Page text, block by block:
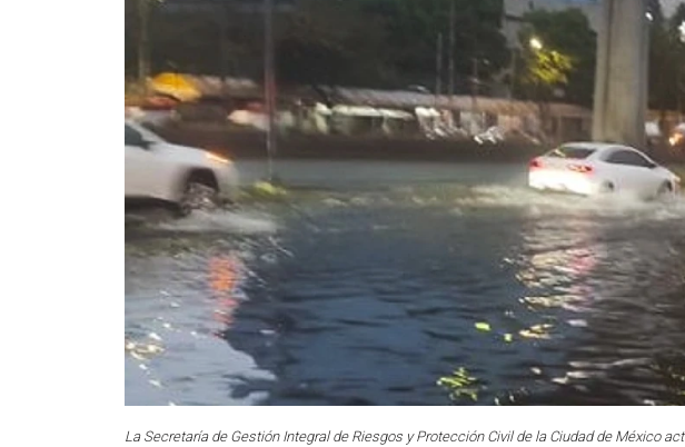
La Secretaría de Gestión Integral de Riesgos y Protección Civil de la Ciudad de México